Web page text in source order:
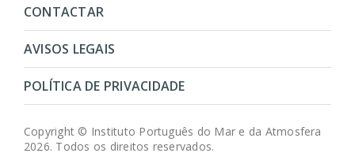
CONTACTAR
AVISOS LEGAIS
POLÍTICA DE PRIVACIDADE
Copyright © Instituto Português do Mar e da Atmosfera
2026. Todos os direitos reservados.